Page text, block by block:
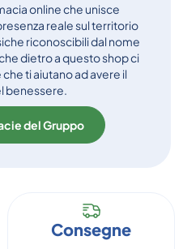
online che unisce
reale sul territorio
riconoscibili dal nome
dietro a questo shop ci
ti aiutano ad avere il
benessere.
del Gruppo
Consegne